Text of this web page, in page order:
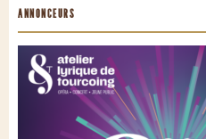
ANNONCEURS